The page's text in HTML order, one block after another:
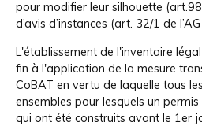
pour modifier leur silhouette
d’avis d’instances (art. 32/1 de
L'établissement de l'inventaire
fin à l'application de la mesure
CoBAT en vertu de laquelle tous
ensembles pour lesquels un
qui ont été construits avant le 1er